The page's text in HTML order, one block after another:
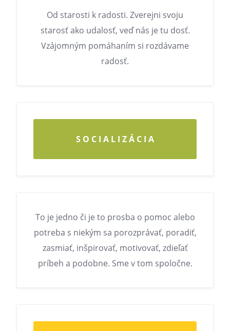
Od starosti k radosti. Zverejni svoju
starosť ako udalosť, veď nás je tu dosť.
Vzájomným pomáhaním si rozdávame
radosť.
S O C I A L I Z Á C I A
To je jedno či je to prosba o pomoc alebo
potreba s niekým sa porozprávať, poradiť,
zasmiať, inšpirovať, motivovať, zdieľať
príbeh a podobne. Sme v tom spoločne.